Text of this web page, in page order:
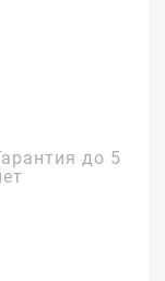
до 5